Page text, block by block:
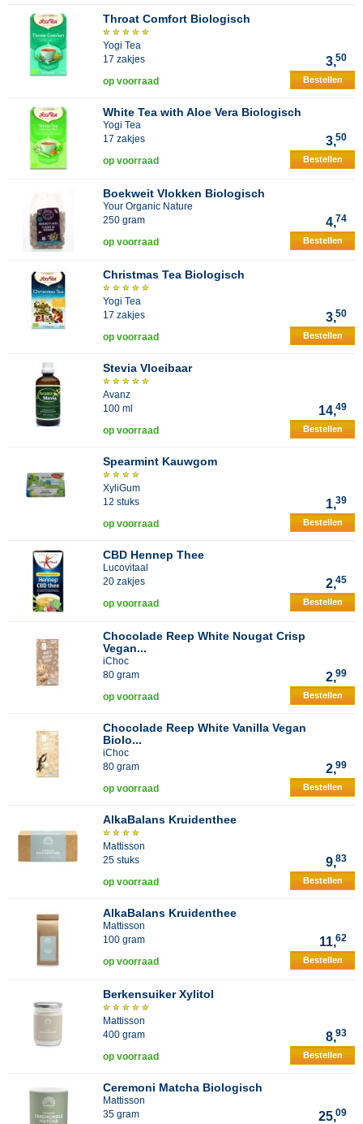
Throat Comfort Biologisch
Yogi Tea
17 zakjes
3,50
op voorraad Bestellen
White Tea with Aloe Vera Biologisch
Yogi Tea
17 zakjes
3,50
op voorraad Bestellen
Boekweit Vlokken Biologisch
Your Organic Nature
250 gram
4,74
op voorraad Bestellen
Christmas Tea Biologisch
Yogi Tea
17 zakjes
3,50
op voorraad Bestellen
Stevia Vloeibaar
Avanz
100 ml
14,49
op voorraad Bestellen
Spearmint Kauwgom
XyliGum
12 stuks
1,39
op voorraad Bestellen
CBD Hennep Thee
Lucovitaal
20 zakjes
2,45
op voorraad Bestellen
Chocolade Reep White Nougat Crisp
Vegan...
iChoc
80 gram
2,99
op voorraad Bestellen
Chocolade Reep White Vanilla Vegan
Biolo...
iChoc
80 gram
2,99
op voorraad Bestellen
AlkaBalans Kruidenthee
Mattisson
25 stuks
9,83
op voorraad Bestellen
AlkaBalans Kruidenthee
Mattisson
100 gram
11,62
op voorraad Bestellen
Berkensuiker Xylitol
Mattisson
400 gram
8,93
op voorraad Bestellen
Ceremoni Matcha Biologisch
Mattisson
35 gram
25,09